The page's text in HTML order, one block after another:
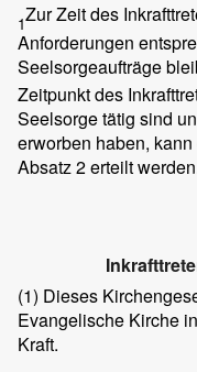
1Zur Zeit des
Anforderungen
Seelsorgeaufträge
Zeitpunkt des
Seelsorge tätig sind
erworben haben,
Absatz 2 erteilt
(1) Dieses
Evangelische Kirche
Kraft.